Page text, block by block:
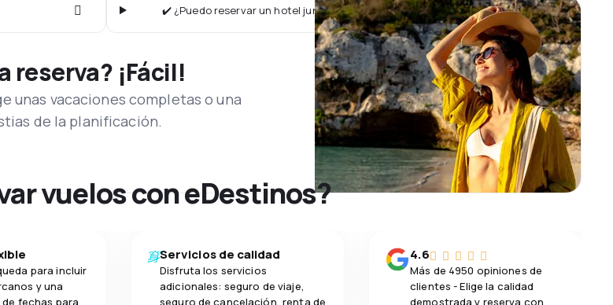
✔️ ¿Puedo reservar un hotel junto con un vuelo de Cronos Airlines?
reserva? ¡Fácil!
unas vacaciones completas o una
de la planificación.
vuelos con eDestinos?
para incluir
y una
fechas para
Servicios de calidad
Disfruta los servicios
adicionales: seguro de viaje,
seguro de cancelación, renta de
4.6
Más de 4950 opiniones de
clientes - Elige la calidad
demostrada y reserva con